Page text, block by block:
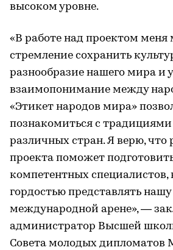
высоком уровне.
«В работе над проектом меня
стремление сохранить
разнообразие нашего мира и
взаимопонимание между
«Этикет народов мира»
познакомиться с
различных стран. Я верю, что
проекта поможет
компетентных специалистов,
гордостью представлять
международной арене», —
администратор Высшей
Совета молодых дипломатов